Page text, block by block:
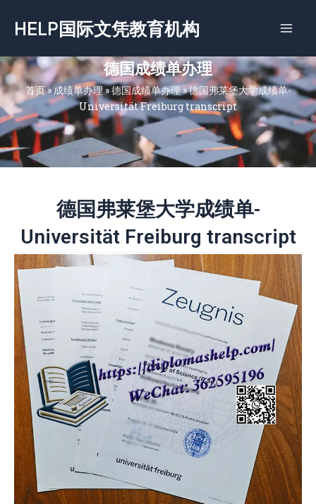
容
HELP国际文凭教育机构
德国成绩单办理
首页»成绩单办理»德国成绩单办理»德国弗莱堡大学成绩单-
Universität Freiburg transcript
德国弗莱堡大学成绩单-
Universität Freiburg transcript